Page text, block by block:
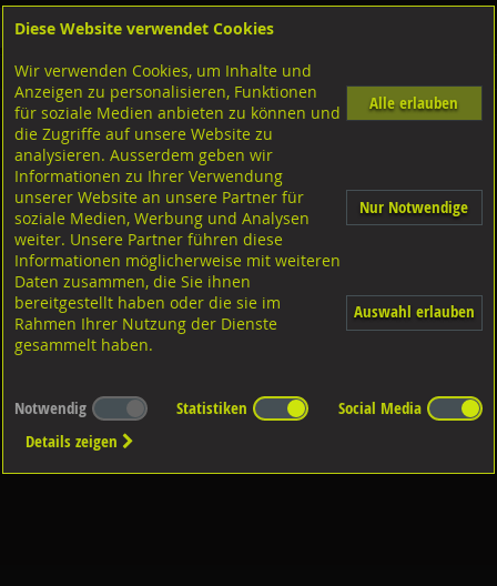
Shop Dübeltechnik
Betonschrauben
Diverse Ausführungen
Betonschrauben
Diese Website verwendet Cookies
Wir verwenden Cookies, um Inhalte und
Anzeigen zu personalisieren, Funktionen
für soziale Medien anbieten zu können und
die Zugriffe auf unsere Website zu
analysieren. Ausserdem geben wir
Informationen zu Ihrer Verwendung
unserer Website an unsere Partner für
soziale Medien, Werbung und Analysen
weiter. Unsere Partner führen diese
Informationen möglicherweise mit weiteren
Daten zusammen, die Sie ihnen
bereitgestellt haben oder die sie im
Rahmen Ihrer Nutzung der Dienste
gesammelt haben.
Alle erlauben
Nur Notwendige
Auswahl erlauben
Notwendig Statistiken
Social Media
Details zeigen